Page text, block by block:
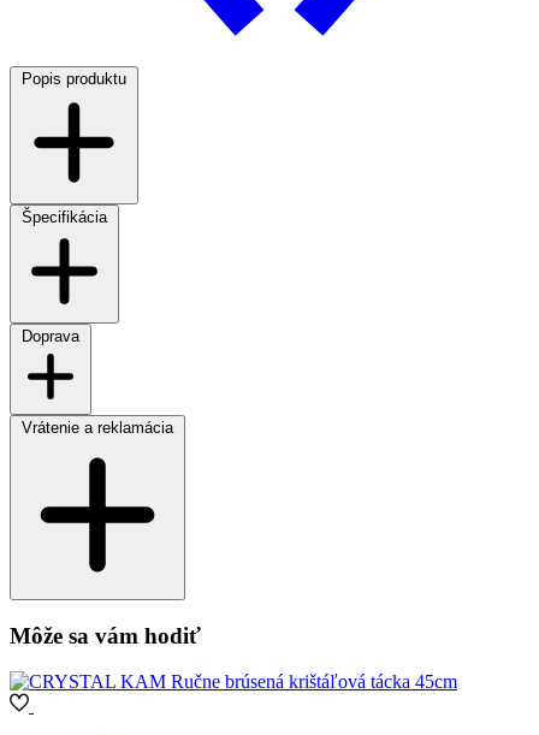
Špecifikácia
Doprava
Vrátenie a reklamácia
Môže sa vám hodiť